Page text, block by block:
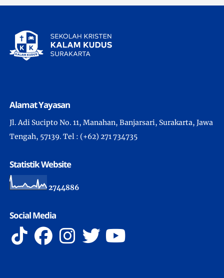
Alamat Yayasan
Jl. Adi Sucipto No. 11, Manahan, Banjarsari, Surakarta, Jawa
Tengah, 57139. Tel : (+62) 271 734735
Statistik Website
2744886
Social Media